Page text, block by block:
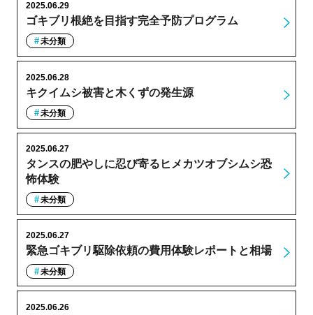
ゴキブリ根絶を目指す完全予防プログラム
2025.06.29
未分類
キクイムシ被害と木くずの発生源
2025.06.28
未分類
タンスの肥やしに忍び寄るヒメカツオブシムシ恐
怖体験
2025.06.27
未分類
緊急ゴキブリ駆除依頼の費用体験レポートと相場
2025.06.27
未分類
2025.06.26